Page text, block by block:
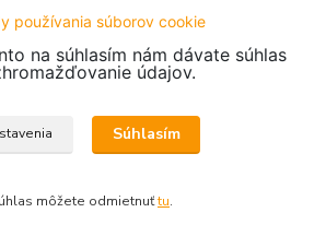
používania súborov cookie
na súhlasím nám dávate súhlas
údajov.
Súhlasím
môžete odmietnuťtu.